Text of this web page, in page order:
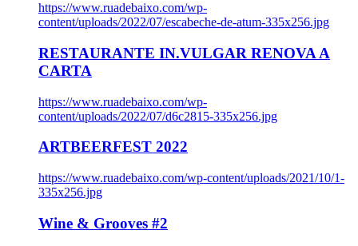
https://www.ruadebaixo.com/wp-
content/uploads/2022/07/escabeche-de-atum-335x256.jpg
RESTAURANTE IN.VULGAR RENOVA A
CARTA
https://www.ruadebaixo.com/wp-
content/uploads/2022/07/d6c2815-335x256.jpg
ARTBEERFEST 2022
https://www.ruadebaixo.com/wp-content/uploads/2021/10/1-
335x256.jpg
Wine & Grooves #2